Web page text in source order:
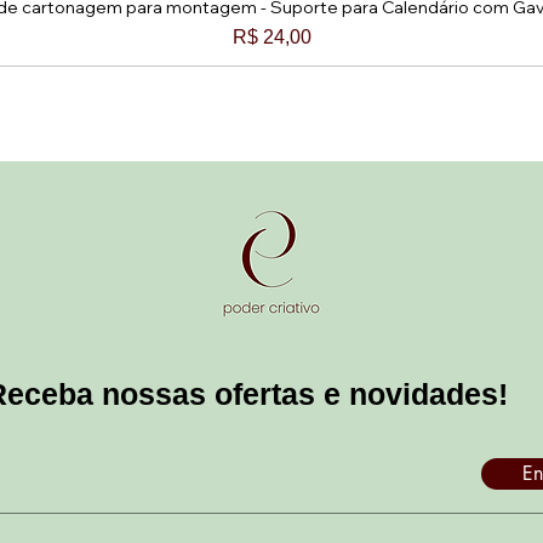
Visualização rápida
cartonagem para montagem - Suporte para Calendário com
Preço
R$ 24,00
nossas ofertas e novidades!